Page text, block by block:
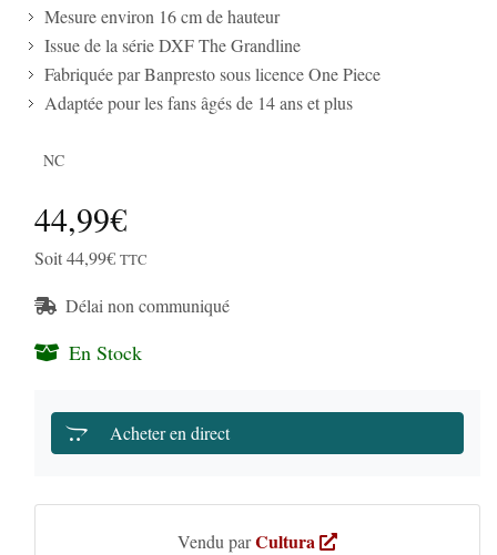
Mesure environ 16 cm de hauteur
Issue de la série DXF The Grandline
Fabriquée par Banpresto sous licence One Piece
Adaptée pour les fans âgés de 14 ans et plus
NC
44,99€
Soit 44,99€ TTC
Délai non communiqué
En Stock
Acheter en direct
Vendu parCultura